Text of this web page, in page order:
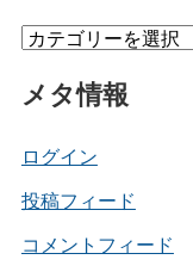
ブ
カ
ゴ
ー
メタ情報
ログイン
投稿フィード
コメントフィード